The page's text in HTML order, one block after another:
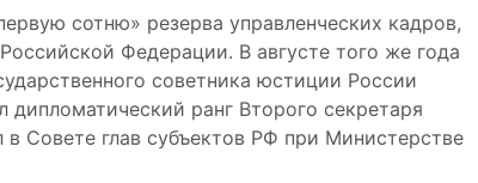
сотню» резерва управленческих кадров,
Федерации. В августе того же года
советника юстиции России
ранг Второго секретаря
в Совете глав субъектов РФ при Министерстве